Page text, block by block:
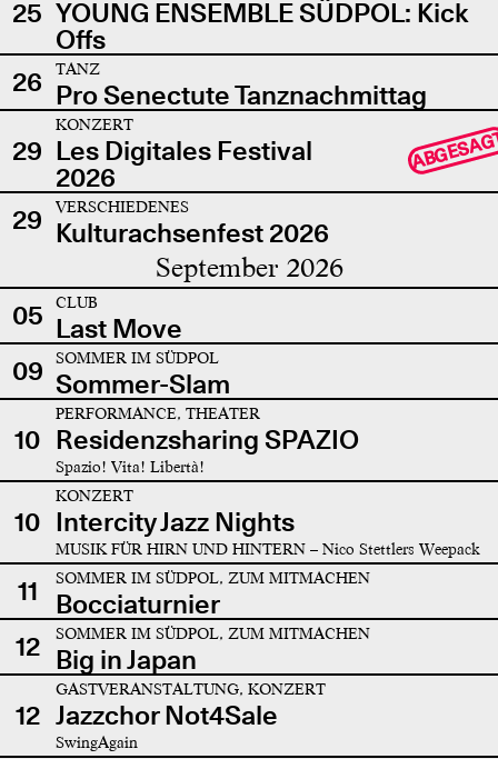
25 YOUNG ENSEMBLE SÜDPOL: Kick
Offs
26
TANZ
Pro Senectute Tanznachmittag
29
KONZERT
Les Digitales Festival
2026
29 VERSCHIEDENES
Kulturachsenfest 2026
September 2026
05 CLUB
Last Move
09
SOMMER IM SÜDPOL
Sommer-Slam
10
PERFORMANCE, THEATER
Residenzsharing SPAZIO
Spazio! Vita! Libertà!
10
KONZERT
Intercity Jazz Nights
MUSIK FÜR HIRN UND HINTERN – Nico Stettlers Weepack
11 SOMMER IM SÜDPOL, ZUM MITMACHEN
Bocciaturnier
12
SOMMER IM SÜDPOL, ZUM MITMACHEN
Big in Japan
12
GASTVERANSTALTUNG, KONZERT
Jazzchor Not4Sale
SwingAgain